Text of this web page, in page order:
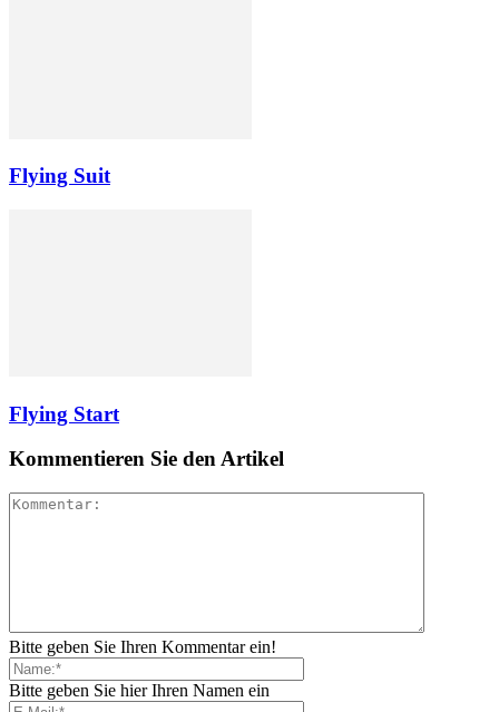
Flying Suit
Flying Start
Kommentieren Sie den Artikel
Bitte geben Sie Ihren Kommentar ein!
Bitte geben Sie hier Ihren Namen ein